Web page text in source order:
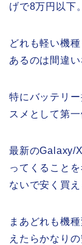
げで8万円以下。
どれも軽い機
あるのは間違い
特にバッテリ
スメとして第
最新のGalaxy/
ってくること
ないで安く買
まあどれも機
えたらかなり